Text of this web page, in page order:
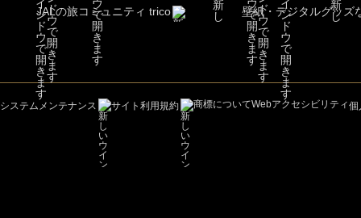
JALの旅コミュニティ trico
壁紙・デジタルグッズ
システムメンテナンス サイト利用規約 商標についてWebアクセシビリティ個